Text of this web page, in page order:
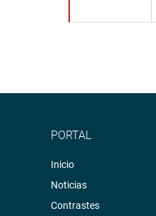
PORTAL
Inicio
Noticias
Contrastes